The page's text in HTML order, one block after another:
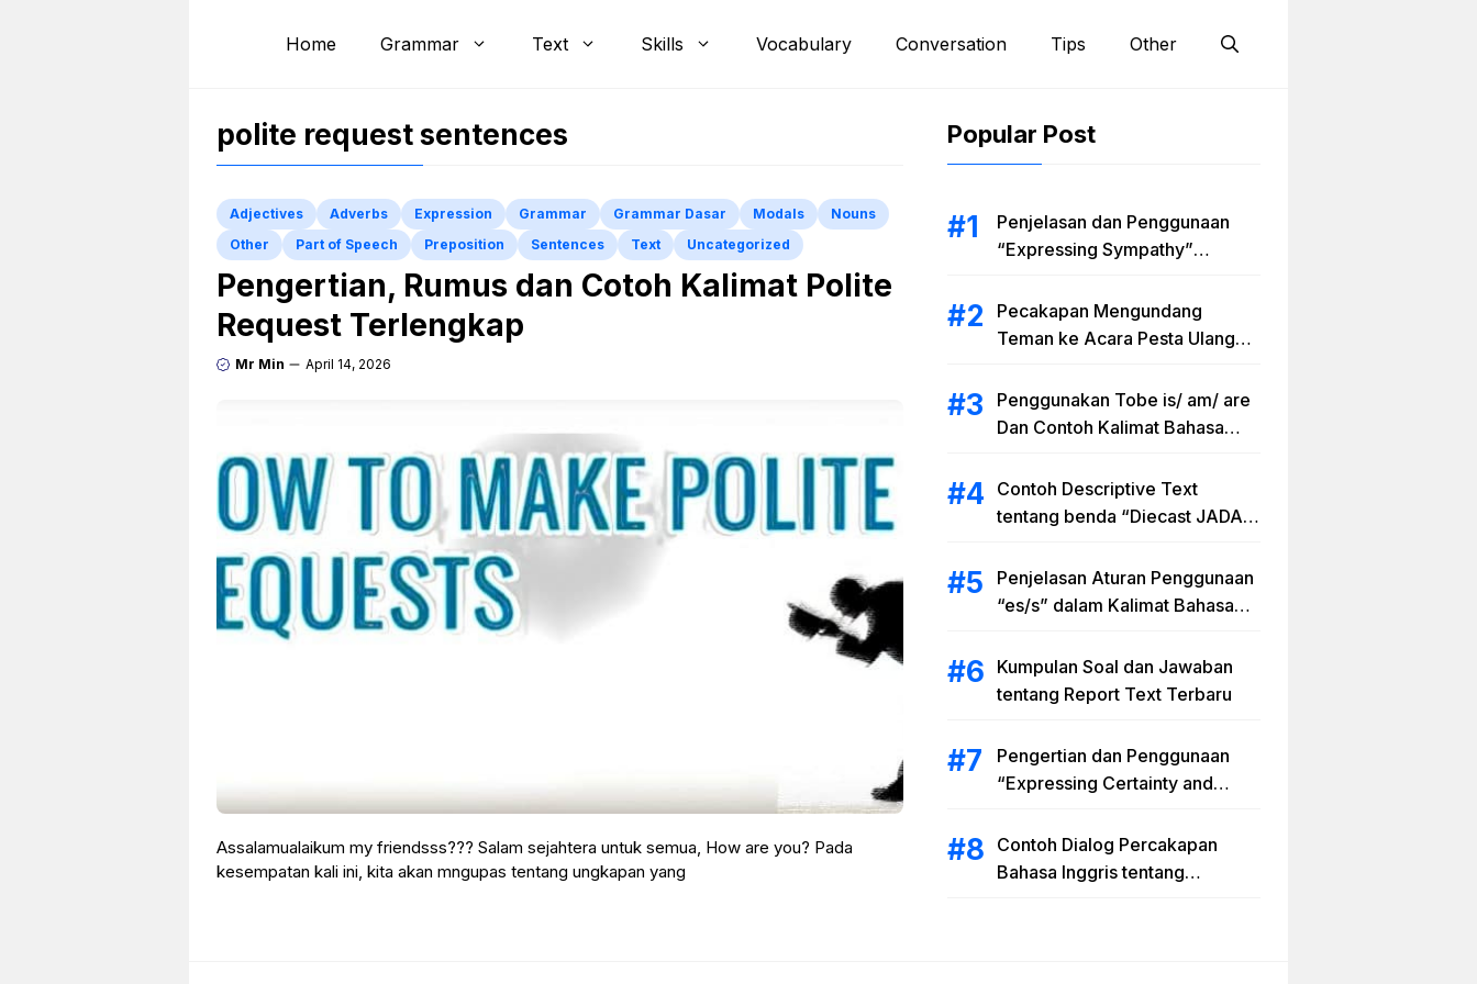
Home Grammar Text Skills Vocabulary Conversation Tips Other
polite request sentences
Adjectives Adverbs Expression Grammar Grammar Dasar Modals
Nouns
Other
Part of Speech Preposition Sentences Text Uncategorized
Pengertian, Rumus dan Cotoh Kalimat Polite
Request Terlengkap
Mr Min April 14, 2026
Assalamualaikum my friendsss??? Salam sejahtera untuk semua, How are you? Pada
kesempatan kali ini, kita akan mngupas tentang ungkapan yang
Popular Post
Penjelasan dan Penggunaan
“Expressing Sympathy”
dan Artinya
Pecakapan Mengundang
Teman ke Acara Pesta Ulang
Dalam Bahasa Inggris
Penggunakan Tobe is/ am/ are
Dan Contoh Kalimat Bahasa
Present Tense
Contoh Descriptive Text
tentang benda “Diecast JADA –
Penjelasan Aturan Penggunaan
“es/s” dalam Kalimat Bahasa
Kumpulan Soal dan Jawaban
tentang Report Text Terbaru
Pengertian dan Penggunaan
“Expressing Certainty and
Contoh Dialog Percakapan
Bahasa Inggris tentang